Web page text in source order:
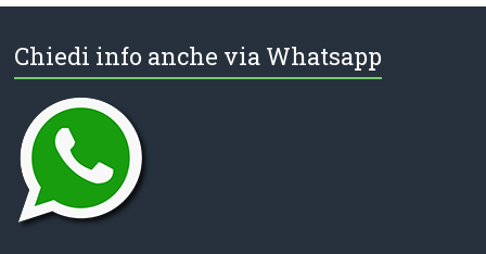
Chiedi info anche via Whatsapp